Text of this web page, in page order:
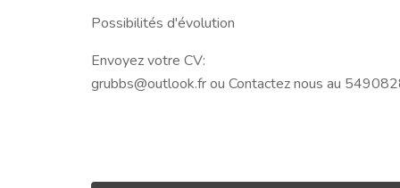
Possibilités d'évolution
Envoyez votre CV:
grubbs@outlook.frou Contactez nous au